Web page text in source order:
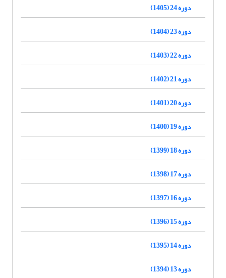
دوره 24 (1405)
دوره 23 (1404)
دوره 22 (1403)
دوره 21 (1402)
دوره 20 (1401)
دوره 19 (1400)
دوره 18 (1399)
دوره 17 (1398)
دوره 16 (1397)
دوره 15 (1396)
دوره 14 (1395)
دوره 13 (1394)